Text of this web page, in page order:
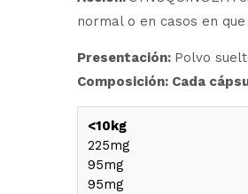
normal o en casos en
Presentación: Polvo
Composición: Cada
<10kg
225mg
95mg
95mg